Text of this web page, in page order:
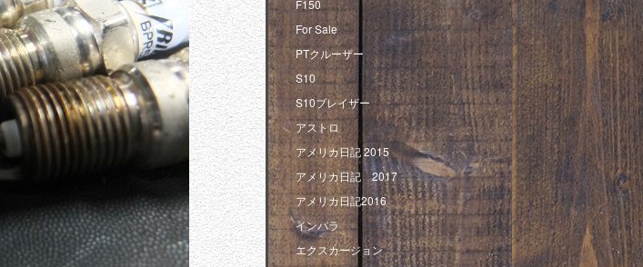
F150
For Sale
PTクルーザー
S10
S10ブレイザー
アストロ
アメリカ日記 2015
アメリカ日記 2017
アメリカ日記2016
インパラ
エクスカージョン